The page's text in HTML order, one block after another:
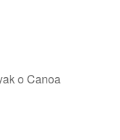
o Canoa